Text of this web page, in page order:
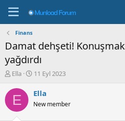
Finans
Damat dehşeti!
yağdırdı
K
n
b
u
Ella
B
ş
a
11 Eyl 2023
E Ella
New member